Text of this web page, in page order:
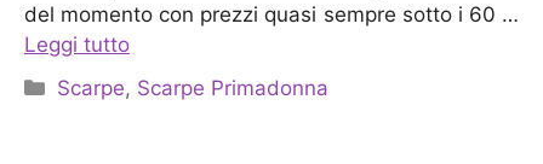
del momento con prezzi quasi sempre sotto i 60 …
Leggi tutto
Categorie
Scarpe, Scarpe Primadonna